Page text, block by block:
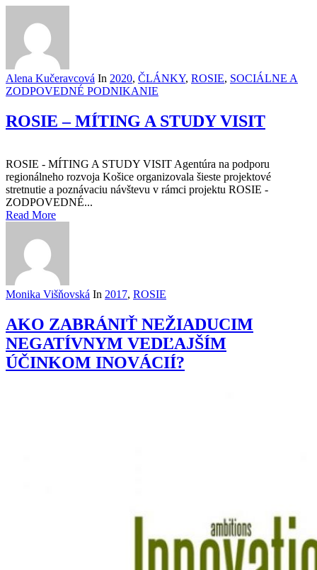
Alena Kučeravcová In 2020, ČLÁNKY, ROSIE, SOCIÁLNE A
ZODPOVEDNÉ PODNIKANIE
ROSIE – MÍTING A STUDY VISIT
ROSIE - MÍTING A STUDY VISIT Agentúra na podporu
regionálneho rozvoja Košice organizovala šieste projektové
stretnutie a poznávaciu návštevu v rámci projektu ROSIE -
ZODPOVEDNÉ...
Read More
Monika Višňovská In 2017, ROSIE
AKO ZABRÁNIŤ NEŽIADUCIM
NEGATÍVNYM VEDĽAJŠÍM
ÚČINKOM INOVÁCIÍ?